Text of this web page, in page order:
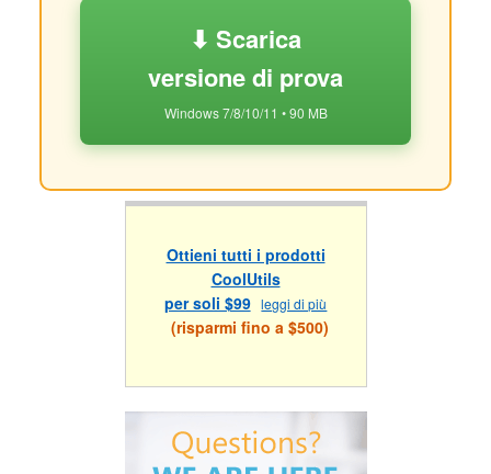
⬇ Scarica
versione di prova
Windows 7/8/10/11 • 90 MB
Ottieni tutti i prodotti
CoolUtils
per soli $99 leggi di più
(risparmi fino a $500)